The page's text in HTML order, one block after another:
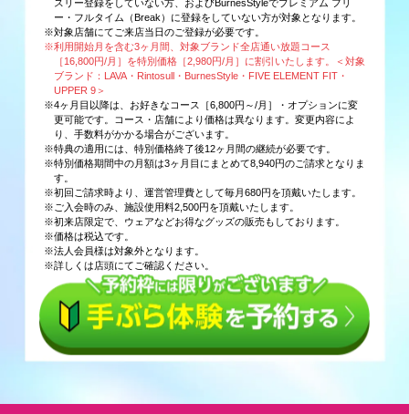
スリー登録をしていない方、およびBurnesStyleでプレミアム フリ
ー・フルタイム（Break）に登録をしていない方が対象となります。
※対象店舗にてご来店当日のご登録が必要です。
※利用開始月を含む3ヶ月間、対象ブランド全店通い放題コース
［16,800円/月］を特別価格［2,980円/月］に割引いたします。＜対象
ブランド：LAVA・Rintosull・BurnesStyle・FIVE ELEMENT FIT・
UPPER 9＞
※4ヶ月目以降は、お好きなコース［6,800円～/月］・オプションに変
更可能です。コース・店舗により価格は異なります。変更内容によ
り、手数料がかかる場合がございます。
※特典の適用には、特別価格終了後12ヶ月間の継続が必要です。
※特別価格期間中の月額は3ヶ月目にまとめて8,940円のご請求となりま
す。
※初回ご請求時より、運営管理費として毎月680円を頂戴いたします。
※ご入会時のみ、施設使用料2,500円を頂戴いたします。
※初来店限定で、ウェアなどお得なグッズの販売もしております。
※価格は税込です。
※法人会員様は対象外となります。
※詳しくは店頭にてご確認ください。